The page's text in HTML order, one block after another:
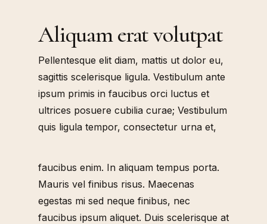
Aliquam erat volutpat
Pellentesque elit diam, mattis ut dolor eu,
sagittis scelerisque ligula. Vestibulum ante
ipsum primis in faucibus orci luctus et
ultrices posuere cubilia curae; Vestibulum
quis ligula tempor, consectetur urna et,
faucibus enim. In aliquam tempus porta.
Mauris vel finibus risus. Maecenas
egestas mi sed neque finibus, nec
faucibus ipsum aliquet. Duis scelerisque at